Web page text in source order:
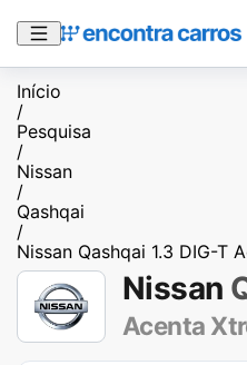
Início
/
Pesquisa
/
Nissan
/
Qashqai
/
Nissan Qashqai 1.3 DIG-T
Nissan
Acenta